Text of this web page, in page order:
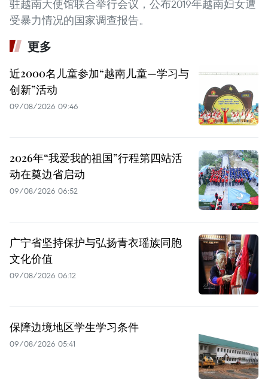
驻越南大使馆联合举行会议，公布2019年越南妇女遭
受暴力情况的国家调查报告。
更多
近2000名儿童参加“越南儿童—学习与
创新”活动
09/08/2026 09:46
2026年“我爱我的祖国”行程第四站活
动在奠边省启动
09/08/2026 06:52
广宁省坚持保护与弘扬青衣瑶族同胞
文化价值
09/08/2026 06:12
保障边境地区学生学习条件
09/08/2026 05:41